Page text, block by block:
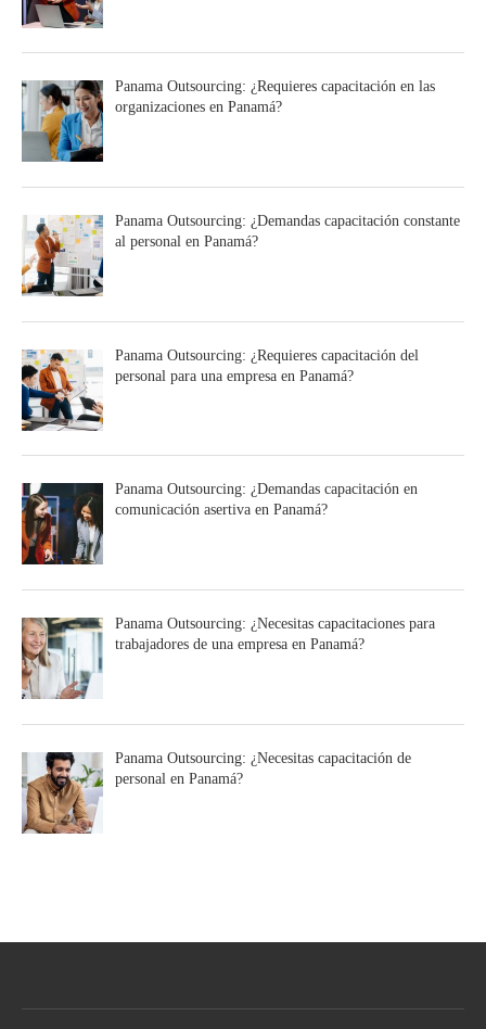
Panama Outsourcing: ¿Requieres capacitación en las
organizaciones en Panamá?
Panama Outsourcing: ¿Demandas capacitación constante
al personal en Panamá?
Panama Outsourcing: ¿Requieres capacitación del
personal para una empresa en Panamá?
Panama Outsourcing: ¿Demandas capacitación en
comunicación asertiva en Panamá?
Panama Outsourcing: ¿Necesitas capacitaciones para
trabajadores de una empresa en Panamá?
Panama Outsourcing: ¿Necesitas capacitación de
personal en Panamá?